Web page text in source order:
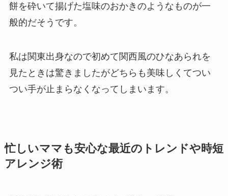
餅を砕いて揚げた塩味のおかきのようなものが一
般的だそうです。
私は関東出身なので初めて関西風のひなあられを
見たときは驚きましたがどちらも美味しくてつい
つい手が止まらなくなってしまいます。
忙しいママも安心な最近のトレンドや時短
アレンジ術